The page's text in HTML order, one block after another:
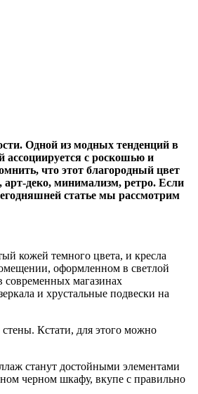
Одной из модных тенденций в
ассоциируется с роскошью и
что этот благородный цвет
деко, минимализм, ретро. Если
статье мы рассмотрим
кожей темного цвета, и кресла
оформленном в светлой
современных магазинах
и хрустальные подвески на
Кстати, для этого можно
станут достойными элементами
черном шкафу, вкупе с правильно